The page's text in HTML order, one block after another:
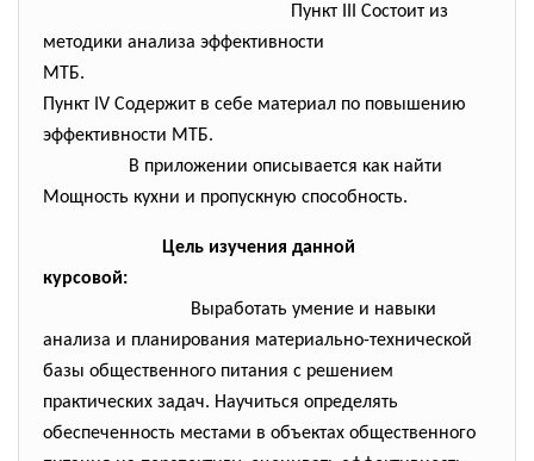
Пункт III Состоит из
методики анализа эффективности
МТБ.
Пункт IV Содержит в себе материал по повышению
эффективности МТБ.
В приложении описывается как найти
Мощность кухни и пропускную способность.
Цель изучения данной
курсовой:
Выработать умение и навыки
анализа и планирования материально-технической
базы общественного питания с решением
практических задач. Научиться определять
обеспеченность местами в объектах общественного